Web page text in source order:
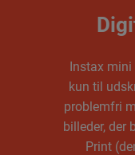
Instax mini
kun til
problemfri
billeder, der
Print